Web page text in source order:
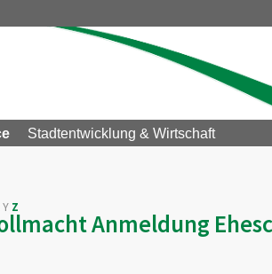
Stadtentwicklung & Wirtschaft
Y Z
Anmeldung